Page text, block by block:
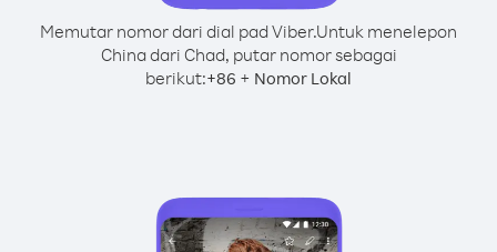
Memutar nomor dari dial pad Viber.Untuk menelepon
China dari Chad, putar nomor sebagai
berikut:+86 + Nomor Lokal